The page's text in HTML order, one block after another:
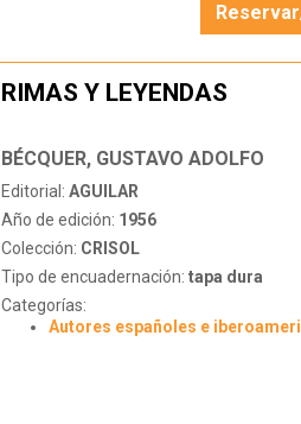
RIMAS Y LEYENDAS
BÉCQUER, GUSTAVO ADOLFO
Editorial: AGUILAR
Año de edición: 1956
Colección: CRISOL
Tipo de encuadernación: tapa dura
Categorías:
Autores españoles e